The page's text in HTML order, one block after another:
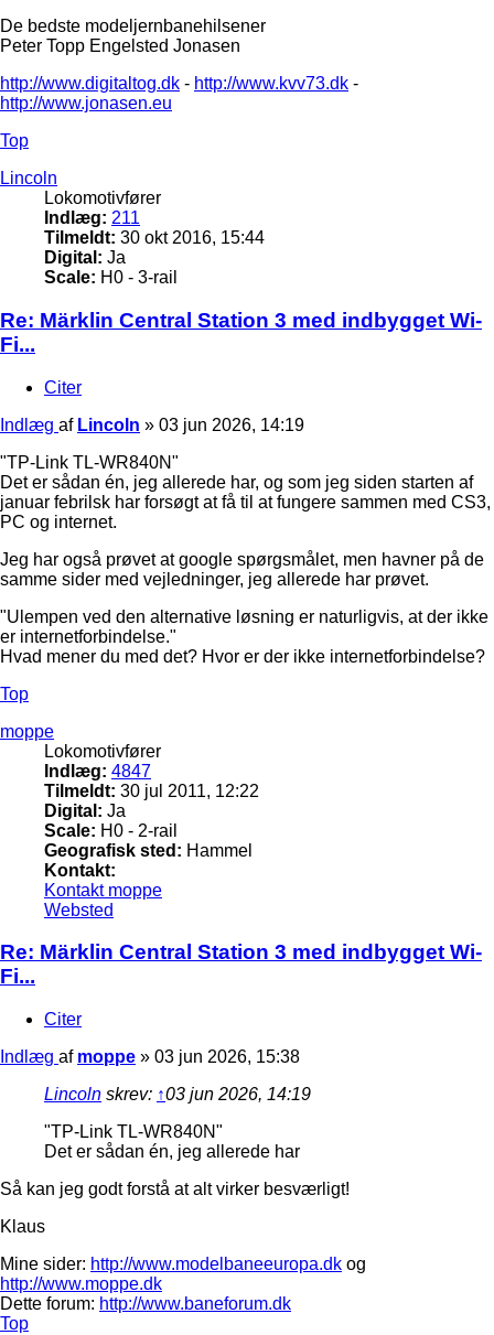
De bedste modeljernbanehilsener
Peter Topp Engelsted Jonasen
http://www.digitaltog.dk - http://www.kvv73.dk -
http://www.jonasen.eu
Top
Lincoln
Lokomotivfører
Indlæg: 211
Tilmeldt: 30 okt 2016, 15:44
Digital: Ja
Scale: H0 - 3-rail
Re: Märklin Central Station 3 med indbygget Wi-
Fi...
Citer
Indlæg af Lincoln » 03 jun 2026, 14:19
"TP-Link TL-WR840N"
Det er sådan én, jeg allerede har, og som jeg siden starten af
januar febrilsk har forsøgt at få til at fungere sammen med CS3,
PC og internet.
Jeg har også prøvet at google spørgsmålet, men havner på de
samme sider med vejledninger, jeg allerede har prøvet.
"Ulempen ved den alternative løsning er naturligvis, at der ikke
er internetforbindelse."
Hvad mener du med det? Hvor er der ikke internetforbindelse?
Top
moppe
Lokomotivfører
Indlæg: 4847
Tilmeldt: 30 jul 2011, 12:22
Digital: Ja
Scale: H0 - 2-rail
Geografisk sted: Hammel
Kontakt:
Kontakt moppe
Websted
Re: Märklin Central Station 3 med indbygget Wi-
Fi...
Citer
Indlæg af moppe » 03 jun 2026, 15:38
Lincoln skrev: ↑03 jun 2026, 14:19
"TP-Link TL-WR840N"
Det er sådan én, jeg allerede har
Så kan jeg godt forstå at alt virker besværligt!
Klaus
Mine sider: http://www.modelbaneeuropa.dk og
http://www.moppe.dk
Dette forum: http://www.baneforum.dk
Top